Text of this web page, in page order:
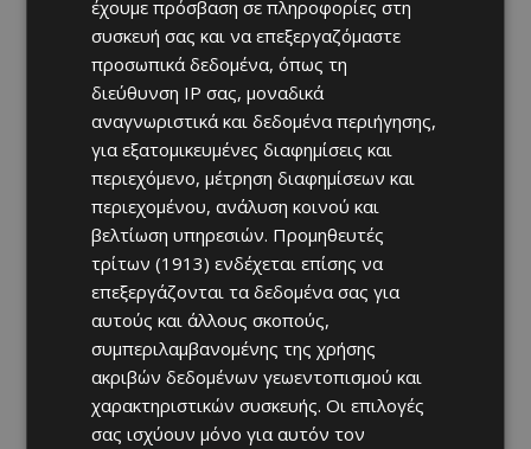
έχουμε πρόσβαση σε πληροφορίες στη
συσκευή σας και να επεξεργαζόμαστε
προσωπικά δεδομένα, όπως τη
διεύθυνση IP σας, μοναδικά
αναγνωριστικά και δεδομένα περιήγησης,
για εξατομικευμένες διαφημίσεις και
περιεχόμενο, μέτρηση διαφημίσεων και
περιεχομένου, ανάλυση κοινού και
βελτίωση υπηρεσιών. Προμηθευτές
τρίτων (1913) ενδέχεται επίσης να
επεξεργάζονται τα δεδομένα σας για
αυτούς και άλλους σκοπούς,
συμπεριλαμβανομένης της χρήσης
ακριβών δεδομένων γεωεντοπισμού και
χαρακτηριστικών συσκευής. Οι επιλογές
σας ισχύουν μόνο για αυτόν τον